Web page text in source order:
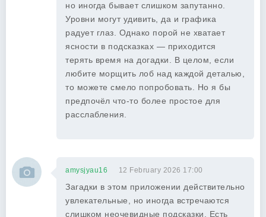
но иногда бывает слишком запутанно.
Уровни могут удивить, да и графика
радует глаз. Однако порой не хватает
ясности в подсказках — приходится
терять время на догадки. В целом, если
любите морщить лоб над каждой деталью,
то можете смело попробовать. Но я бы
предпочёл что-то более простое для
расслабления.
amysjyau16 12 February 2026 17:00
Загадки в этом приложении действительно
увлекательные, но иногда встречаются
слишком неочевидные подсказки. Есть